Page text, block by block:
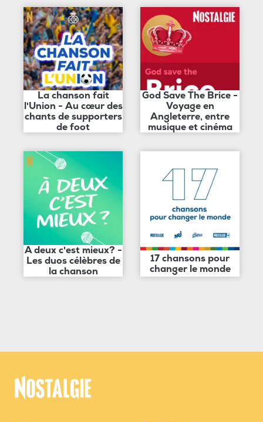
La chanson fait
l'Union - Au cœur des
chants de supporters
de foot
God Save The Brice -
Voyage en
Angleterre, entre
musique et cinéma
A deux c'est mieux? -
Les duos célèbres de
la chanson
17 chansons pour
changer le monde